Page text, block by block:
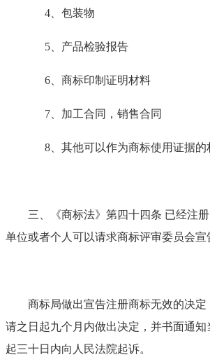
4、包装物
5、产品检验报告
6、商标印制证明材料
7、加工合同，销售合同
8、其他可以作为商标使用证据的材
三、
《商标法》第四十四条 已经注
单位或者个人可以请求商标评审委员会宣
商标局做出宣告注册商标无效的决定
请之日起九个月内做出决定，并书面通
起三十日内向人民法院起诉。